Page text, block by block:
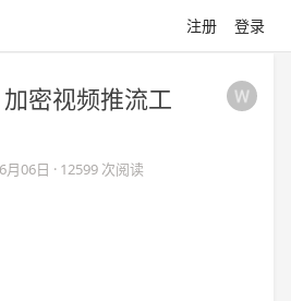
注册 登录
密视频推流工
月06日 · 12599 次阅读